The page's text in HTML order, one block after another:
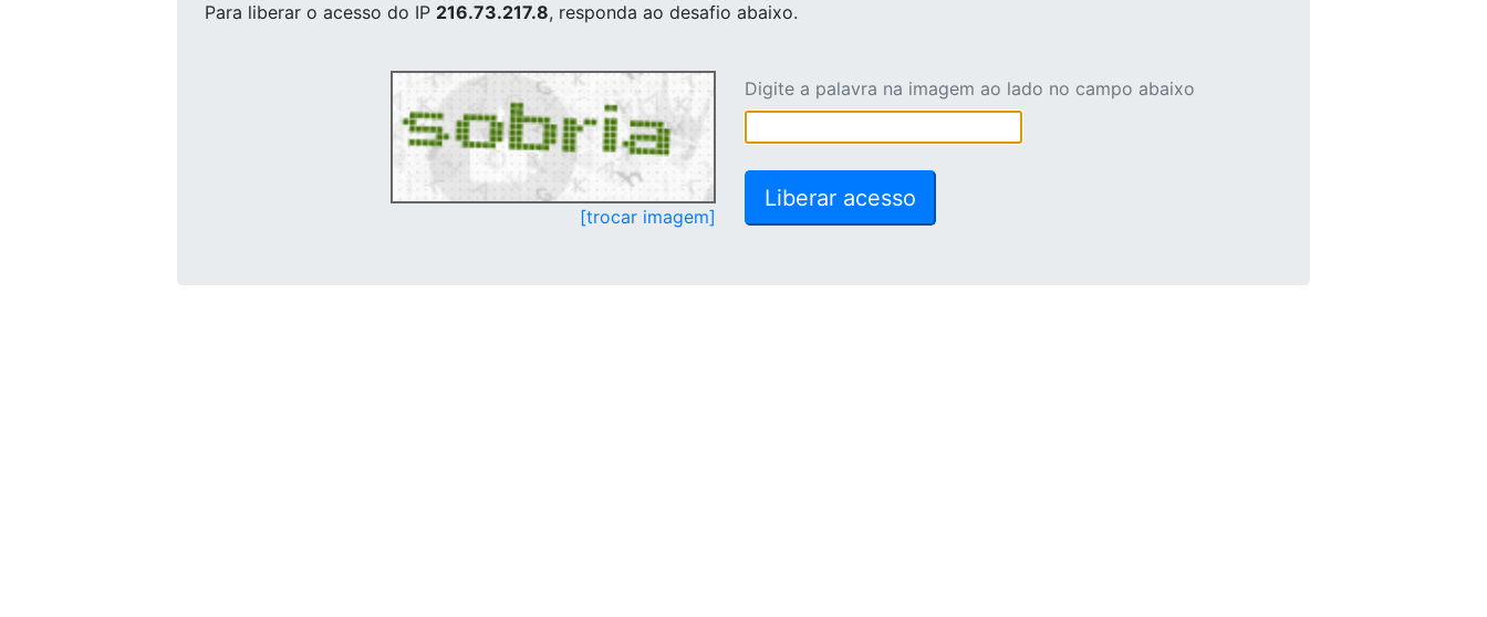
Para liberar o acesso do IP 216.73.217.8, responda ao desafio abaixo.
[trocar imagem]
Digite a palavra na imagem ao lado no campo abaixo